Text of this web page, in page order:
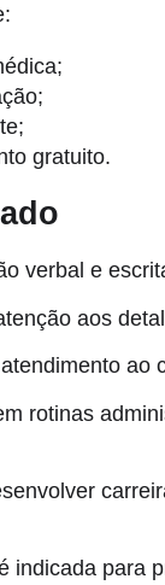
gratuito.
verbal e
aos
ao
rotinas
indicada para